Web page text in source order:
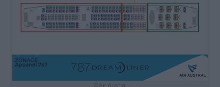
©Air Austral